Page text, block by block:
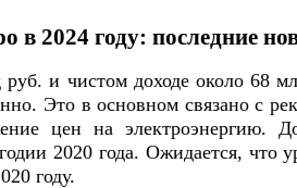
в 2024 году: последние
и чистом доходе около 68
Это в основном связано с
цен на
2020 года. Ожидается,
году.